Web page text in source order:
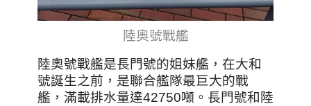
陸奧號戰艦
陸奧號戰艦是長門號的姐妹艦，在大和
號誕生之前，是聯合艦隊最巨大的戰
艦，滿載排水量達42750噸。長門號和陸